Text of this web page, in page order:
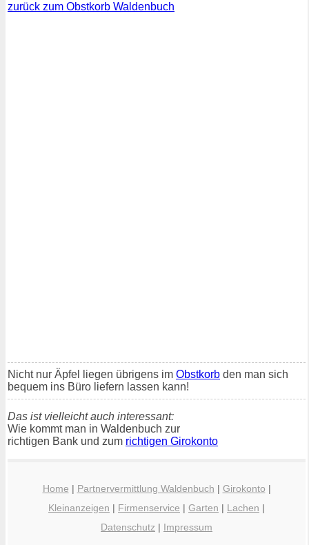
zurück zum Obstkorb Waldenbuch
Nicht nur Äpfel liegen übrigens im Obstkorb den man sich
bequem ins Büro liefern lassen kann!
Das ist vielleicht auch interessant:
Wie kommt man in Waldenbuch zur
richtigen Bank und zum richtigen Girokonto
Home | Partnervermittlung Waldenbuch | Girokonto |
Kleinanzeigen | Firmenservice | Garten | Lachen |
Datenschutz | Impressum